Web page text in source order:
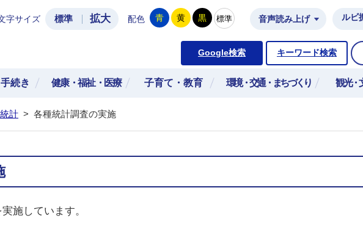
土浦市公式ホームページ
字サイズ 標準 拡大 配色 青 黄 黒 標準 音声読み上げ ルビ
Google検索 キーワード検索
続き 健康・福祉・医療 子育て・教育 環境・交通・まちづくり 観光・
計 > 各種統計調査の実施
施しています。